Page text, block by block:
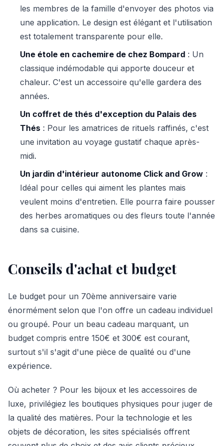
les membres de la famille d'envoyer des photos via
une application. Le design est élégant et l'utilisation
est totalement transparente pour elle.
Une étole en cachemire de chez Bompard : Un
classique indémodable qui apporte douceur et
chaleur. C'est un accessoire qu'elle gardera des
années.
Un coffret de thés d'exception du Palais des
Thés : Pour les amatrices de rituels raffinés, c'est
une invitation au voyage gustatif chaque après-
midi.
Un jardin d'intérieur autonome Click and Grow :
Idéal pour celles qui aiment les plantes mais
veulent moins d'entretien. Elle pourra faire pousser
des herbes aromatiques ou des fleurs toute l'année
dans sa cuisine.
Conseils d'achat et budget
Le budget pour un 70ème anniversaire varie
énormément selon que l'on offre un cadeau individuel
ou groupé. Pour un beau cadeau marquant, un
budget compris entre 150€ et 300€ est courant,
surtout s'il s'agit d'une pièce de qualité ou d'une
expérience.
Où acheter ? Pour les bijoux et les accessoires de
luxe, privilégiez les boutiques physiques pour juger de
la qualité des matières. Pour la technologie et les
objets de décoration, les sites spécialisés offrent